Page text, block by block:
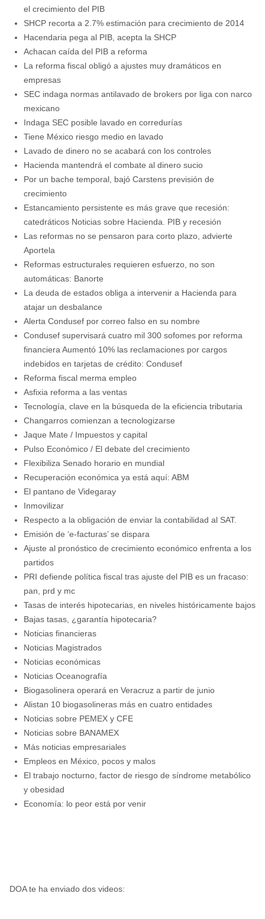
el crecimiento del PIB
SHCP recorta a 2.7% estimación para crecimiento de 2014
Hacendaria pega al PIB, acepta la SHCP
Achacan caída del PIB a reforma
La reforma fiscal obligó a ajustes muy dramáticos en
empresas
SEC indaga normas antilavado de brokers por liga con narco
mexicano
Indaga SEC posible lavado en corredurías
Tiene México riesgo medio en lavado
Lavado de dinero no se acabará con los controles
Hacienda mantendrá el combate al dinero sucio
Por un bache temporal, bajó Carstens previsión de
crecimiento
Estancamiento persistente es más grave que recesión:
catedráticos Noticias sobre Hacienda. PIB y recesión
Las reformas no se pensaron para corto plazo, advierte
Aportela
Reformas estructurales requieren esfuerzo, no son
automáticas: Banorte
La deuda de estados obliga a intervenir a Hacienda para
atajar un desbalance
Alerta Condusef por correo falso en su nombre
Condusef supervisará cuatro mil 300 sofomes por reforma
financiera Aumentó 10% las reclamaciones por cargos
indebidos en tarjetas de crédito: Condusef
Reforma fiscal merma empleo
Asfixia reforma a las ventas
Tecnología, clave en la búsqueda de la eficiencia tributaria
Changarros comienzan a tecnologizarse
Jaque Mate / Impuestos y capital
Pulso Económico / El debate del crecimiento
Flexibiliza Senado horario en mundial
Recuperación económica ya está aquí: ABM
El pantano de Videgaray
Inmovilizar
Emisión de ‘e-facturas’ se dispara
Ajuste al pronóstico de crecimiento económico enfrenta a los
partidos
PRI defiende política fiscal tras ajuste del PIB es un fracaso:
pan, prd y mc
Tasas de interés hipotecarias, en niveles históricamente bajos
Bajas tasas, ¿garantía hipotecaria?
Noticias financieras
Noticias Magistrados
Noticias económicas
Noticias Oceanografía
Biogasolinera operará en Veracruz a partir de junio
Alistan 10 biogasolineras más en cuatro entidades
Noticias sobre PEMEX y CFE
Noticias sobre BANAMEX
Más noticias empresariales
Empleos en México, pocos y malos
El trabajo nocturno, factor de riesgo de síndrome metabólico
y obesidad
Economía: lo peor está por venir
DOA te ha enviado dos videos: